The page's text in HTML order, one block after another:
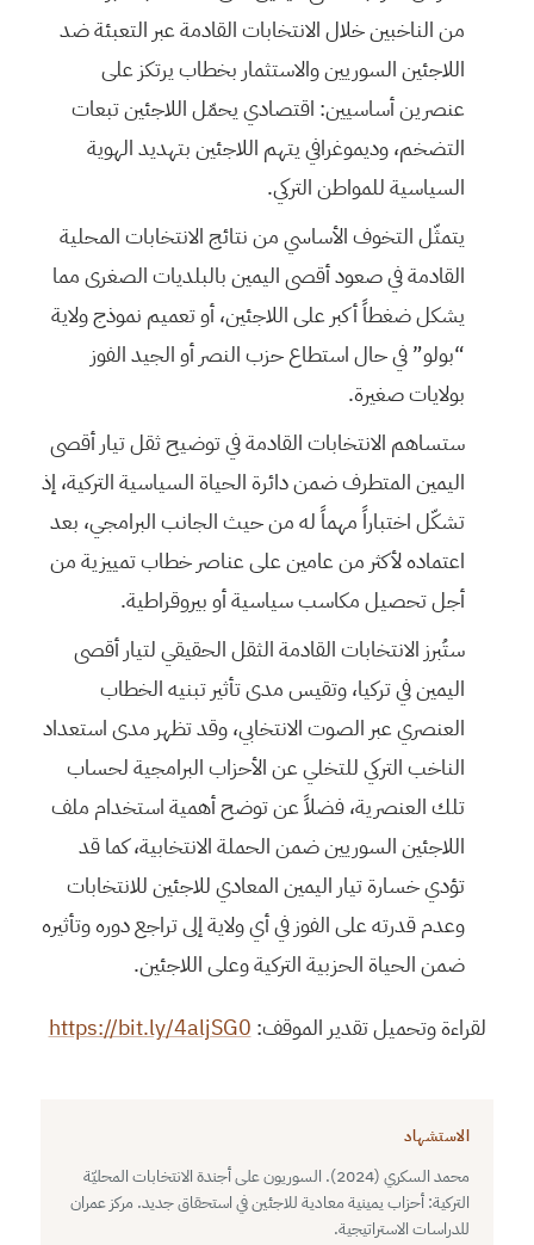
من الناخبين خلال الانتخابات القادمة عبر التعبئة ضد
اللاجئين السوريين والاستثمار بخطاب يرتكز على
عنصرين أساسيين: اقتصادي يحمّل اللاجئين تبعات
التضخم، وديموغرافي يتهم اللاجئين بتهديد الهوية
السياسية للمواطن التركي.
يتمثّل التخوف الأساسي من نتائج الانتخابات المحلية
القادمة في صعود أقصى اليمين بالبلديات الصغرى مما
يشكل ضغطاً أكبر على اللاجئين، أو تعميم نموذج ولاية
“بولو” في حال استطاع حزب النصر أو الجيد الفوز
بولايات صغيرة.
ستساهم الانتخابات القادمة في توضيح ثقل تيار أقصى
اليمين المتطرف ضمن دائرة الحياة السياسية التركية، إذ
تشكّل اختباراً مهماً له من حيث الجانب البرامجي، بعد
اعتماده لأكثر من عامين على عناصر خطاب تمييزية من
أجل تحصيل مكاسب سياسية أو بيروقراطية.
ستُبرز الانتخابات القادمة الثقل الحقيقي لتيار أقصى
اليمين في تركيا، وتقيس مدى تأثير تبنيه الخطاب
العنصري عبر الصوت الانتخابي، وقد تظهر مدى استعداد
الناخب التركي للتخلي عن الأحزاب البرامجية لحساب
تلك العنصرية، فضلاً عن توضح أهمية استخدام ملف
اللاجئين السوريين ضمن الحملة الانتخابية، كما قد
تؤدي خسارة تيار اليمين المعادي للاجئين للانتخابات
وعدم قدرته على الفوز في أي ولاية إلى تراجع دوره وتأثيره
ضمن الحياة الحزبية التركية وعلى اللاجئين.
لقراءة وتحميل تقدير الموقف: https://bit.ly/4aljSG0
الاستشهاد
محمد السكري (2024). السوريون على أجندة الانتخابات المحليّة
التركية: أحزاب يمينية معادية للاجئين في استحقاق جديد. مركز عمران
للدراسات الاستراتيجية.